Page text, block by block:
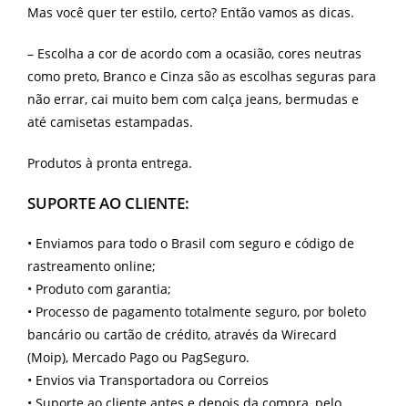
Mas você quer ter estilo, certo? Então vamos as dicas.
– Escolha a cor de acordo com a ocasião, cores neutras
como preto, Branco e Cinza são as escolhas seguras para
não errar, cai muito bem com calça jeans, bermudas e
até camisetas estampadas.
Produtos à pronta entrega.
SUPORTE AO CLIENTE:
• Enviamos para todo o Brasil com seguro e código de
rastreamento online;
• Produto com garantia;
• Processo de pagamento totalmente seguro, por boleto
bancário ou cartão de crédito, através da Wirecard
(Moip), Mercado Pago ou PagSeguro.
• Envios via Transportadora ou Correios